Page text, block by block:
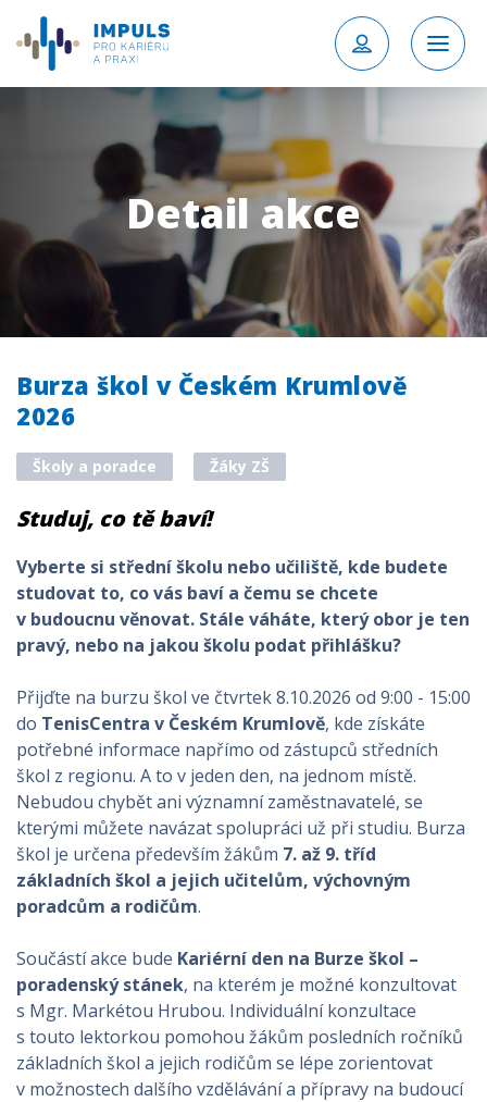
Detail akce
Burza škol v Českém Krumlově
2026
Školy a poradce Žáky ZŠ
Studuj, co tě baví!
Vyberte si střední školu nebo učiliště, kde budete
studovat to, co vás baví a čemu se chcete
v budoucnu věnovat. Stále váháte, který obor je ten
pravý, nebo na jakou školu podat přihlášku?
Přijďte na burzu škol ve čtvrtek 8.10.2026 od 9:00 - 15:00
do TenisCentra v Českém Krumlově, kde získáte
potřebné informace napřímo od zástupců středních
škol z regionu. A to v jeden den, na jednom místě.
Nebudou chybět ani významní zaměstnavatelé, se
kterými můžete navázat spolupráci už při studiu. Burza
škol je určena především žákům 7. až 9. tříd
základních škol a jejich učitelům, výchovným
poradcům a rodičům.
Součástí akce bude Kariérní den na Burze škol –
poradenský stánek, na kterém je možné konzultovat
s Mgr. Markétou Hrubou. Individuální konzultace
s touto lektorkou pomohou žákům posledních ročníků
základních škol a jejich rodičům se lépe zorientovat
v možnostech dalšího vzdělávání a přípravy na budoucí